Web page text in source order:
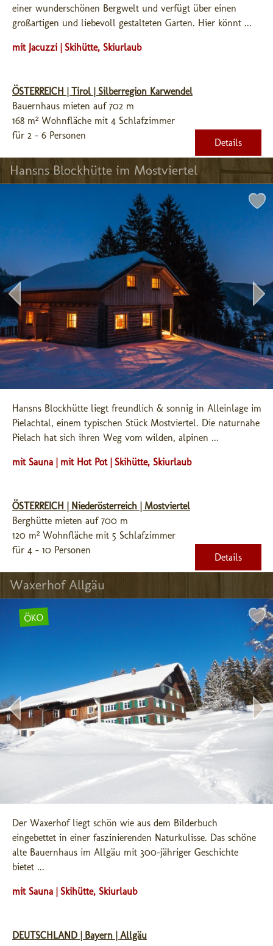
einer wunderschönen Bergwelt und verfügt über einen
großartigen und liebevoll gestalteten Garten. Hier könnt ...
mit Jacuzzi | Skihütte, Skiurlaub
ÖSTERREICH | Tirol | Silberregion Karwendel
Bauernhaus mieten auf 702 m
168 m² Wohnfläche mit 4 Schlafzimmer
für 2 - 6 Personen
Details
Hansns Blockhütte im Mostviertel
Hansns Blockhütte liegt freundlich & sonnig in Alleinlage im
Pielachtal, einem typischen Stück Mostviertel. Die naturnahe
Pielach hat sich ihren Weg vom wilden, alpinen ...
mit Sauna | mit Hot Pot | Skihütte, Skiurlaub
ÖSTERREICH | Niederösterreich | Mostviertel
Berghütte mieten auf 700 m
120 m² Wohnfläche mit 5 Schlafzimmer
für 4 - 10 Personen
Details
Waxerhof Allgäu
ÖKO
Der Waxerhof liegt schön wie aus dem Bilderbuch
eingebettet in einer faszinierenden Naturkulisse. Das schöne
alte Bauernhaus im Allgäu mit 300-jähriger Geschichte
bietet ...
mit Sauna | Skihütte, Skiurlaub
DEUTSCHLAND | Bayern | Allgäu